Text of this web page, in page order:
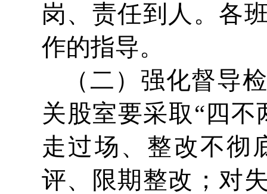
岗、责任到人。各
作的指导。
（二）强化督导
关股室要采取“四
走过场、整改不彻
评、限期整改；对